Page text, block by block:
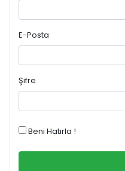
E-Posta
Şifre
Beni Hatırla !